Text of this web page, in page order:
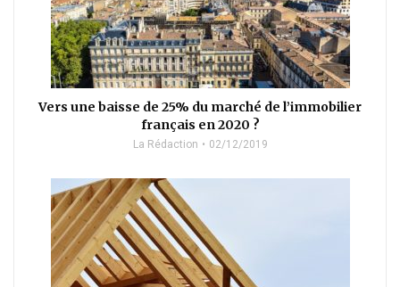
Vers une baisse de 25% du marché de l’immobilier
français en 2020 ?
La Rédaction 02/12/2019